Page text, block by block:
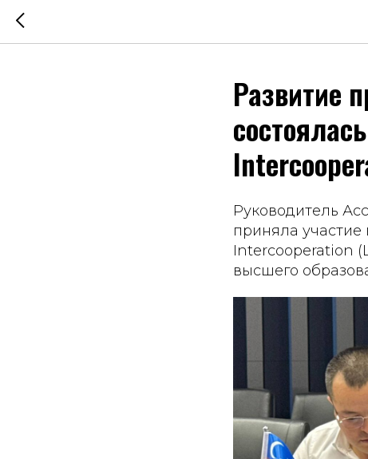
Развитие
Руководитель
приняла участие
Intercooperation
высшего